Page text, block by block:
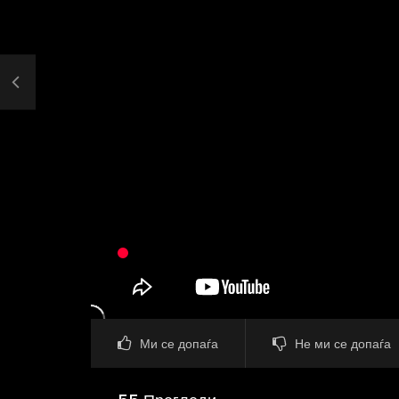
Ми се допаѓа Не ми се допаѓа